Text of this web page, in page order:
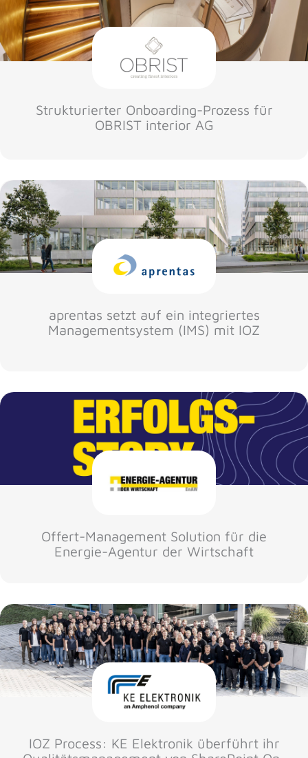
Strukturierter Onboarding-Prozess für
OBRIST interior AG
aprentas setzt auf ein integriertes
Managementsystem (IMS) mit IOZ
Offert-Management Solution für die
Energie-Agentur der Wirtschaft
IOZ Process: KE Elektronik überführt ihr